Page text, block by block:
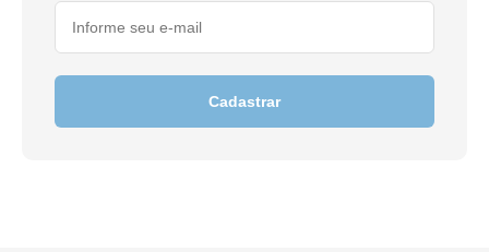
Cadastrar